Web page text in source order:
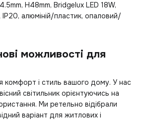
H48mm, Bridgelux LED 18W,
алюміній/пластик, опаловий/
можливості для
комфорт і стиль вашого дому. У нас
світильник орієнтуючись на
Ми ретельно відібрали
варіант для житлових і